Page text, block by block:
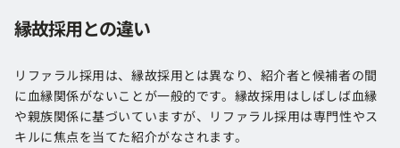
縁故採用との違い
リファラル採用は、縁故採用とは異なり、紹介者と候補者の間
に血縁関係がないことが一般的です。縁故採用はしばしば血縁
や親族関係に基づいていますが、リファラル採用は専門性やス
キルに焦点を当てた紹介がなされます。